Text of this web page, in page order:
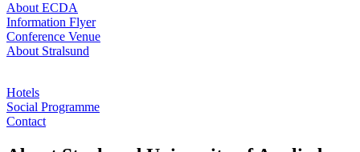
About ECDA
Information Flyer
Conference Venue
About Stralsund
Hotels
Social Programme
Contact